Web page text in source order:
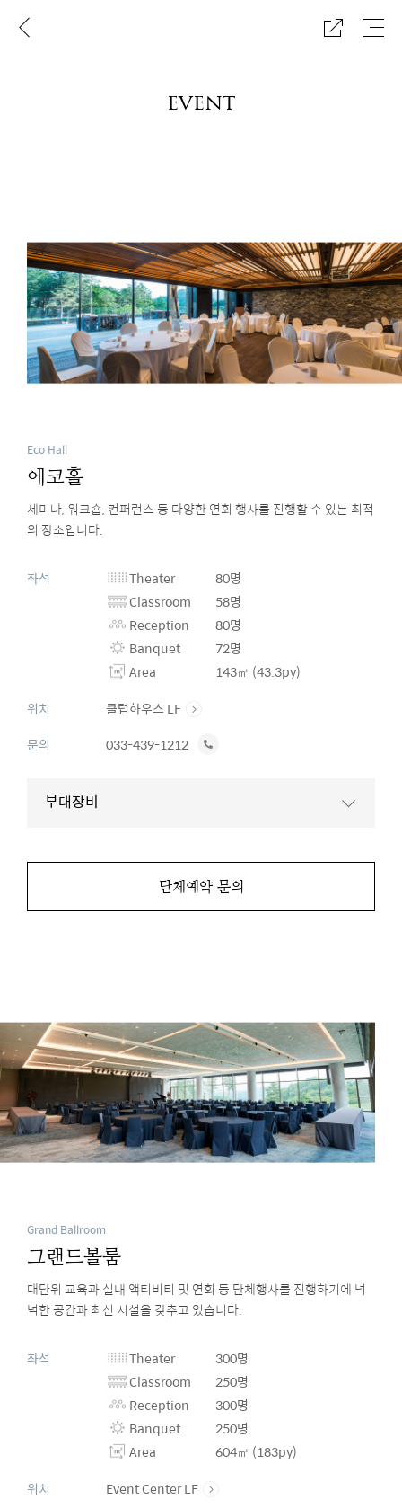
공
메
뉴
event
Eco Hall
에코홀
세미나, 워크숍, 컨퍼런스 등 다양한 연회 행사를 진행할 수 있는 최적
의 장소입니다.
좌석 Theater
80명
Classroom
58명
Reception
80명
Banquet
72명
Area
143㎡ (43.3py)
위치
클럽하우스 LF
문의
033-439-1212
전
부대장비
단체예약 문의
Grand Ballroom
그랜드볼룸
대단위 교육과 실내 액티비티 및 연회 등 단체행사를 진행하기에 넉
넉한 공간과 최신 시설을 갖추고 있습니다.
좌석 Theater
300명
Classroom
250명
Reception
300명
Banquet
250명
Area
604㎡ (183py)
위치
Event Center LF